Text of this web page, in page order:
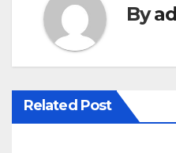
n
a
v
i
By
Related Post